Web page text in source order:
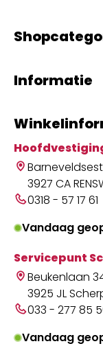
Informatie
3927 CA
0318 - 57 17 61
Vandaag
Servicepunt
Beukenlaan
3925 JL
033 - 277 85
Vandaag